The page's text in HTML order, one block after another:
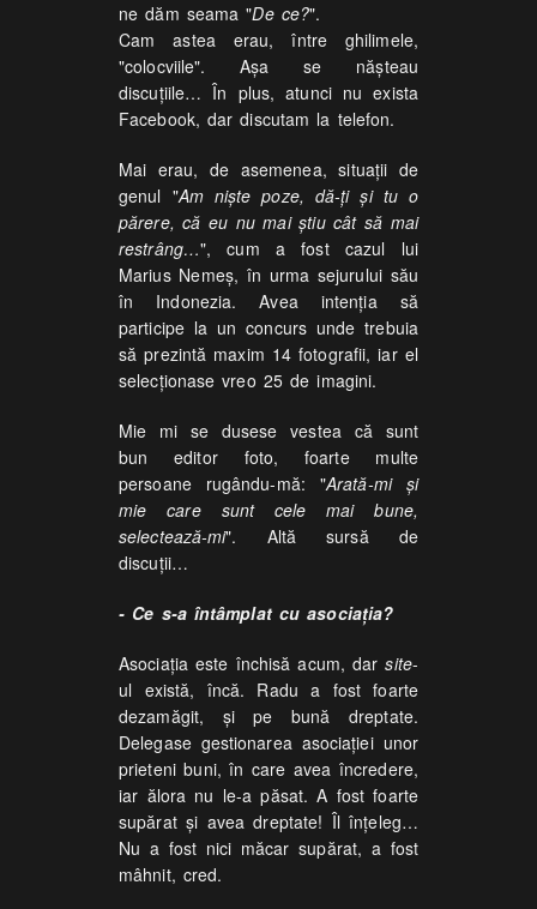
ne dăm seama "De ce?".
Cam astea erau, între ghilimele,
"colocviile". Așa se nășteau
discuțiile… În plus, atunci nu exista
Facebook, dar discutam la telefon.
Mai erau, de asemenea, situații de
genul "Am niște poze, dă-ți și tu o
părere, că eu nu mai știu cât să mai
restrâng…", cum a fost cazul lui
Marius Nemeș, în urma sejurului său
în Indonezia. Avea intenția să
participe la un concurs unde trebuia
să prezintă maxim 14 fotografii, iar el
selecționase vreo 25 de imagini.
Mie mi se dusese vestea că sunt
bun editor foto, foarte multe
persoane rugându-mă: "Arată-mi și
mie care sunt cele mai bune,
selectează-mi". Altă sursă de
discuții…
- Ce s-a întâmplat cu asociația?
Asociația este închisă acum, darsite-
ul există, încă. Radu a fost foarte
dezamăgit, și pe bună dreptate.
Delegase gestionarea asociației unor
prieteni buni, în care avea încredere,
iar ălora nu le-a păsat. A fost foarte
supărat și avea dreptate! Îl înțeleg…
Nu a fost nici măcar supărat, a fost
mâhnit, cred.